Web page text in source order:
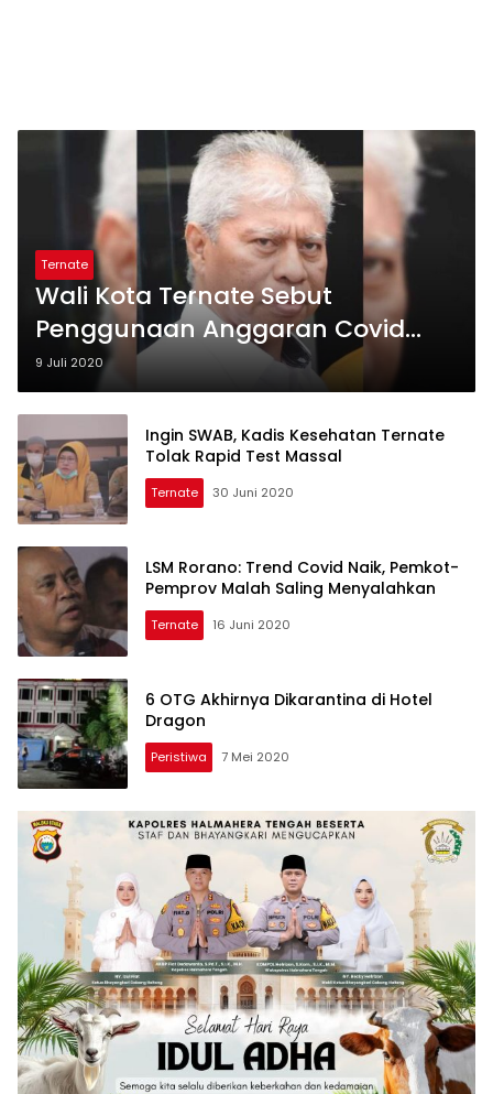
Ternate
Wali Kota Ternate Sebut
Penggunaan Anggaran Covid
Bisa Tanpa Persetujuan DPRD
9 Juli 2020
Ingin SWAB, Kadis Kesehatan Ternate
Tolak Rapid Test Massal
Ternate 30 Juni 2020
LSM Rorano: Trend Covid Naik, Pemkot-
Pemprov Malah Saling Menyalahkan
Ternate 16 Juni 2020
6 OTG Akhirnya Dikarantina di Hotel
Dragon
Peristiwa 7 Mei 2020